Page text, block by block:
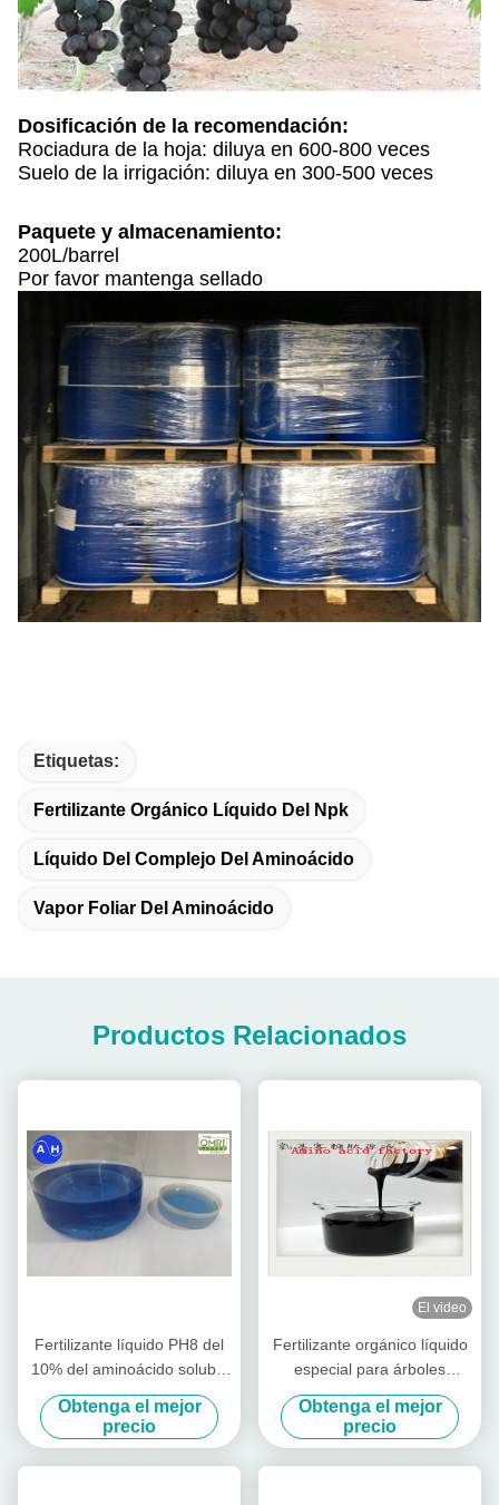
Dosificación de la recomendación:
Rociadura de la hoja: diluya en 600-800 veces
Suelo de la irrigación: diluya en 300-500 veces
Paquete y almacenamiento:
200L/barrel
Por favor mantenga sellado
Etiquetas:
Fertilizante Orgánico Líquido Del Npk
Líquido Del Complejo Del Aminoácido
Vapor Foliar Del Aminoácido
Productos Relacionados
Fertilizante líquido PH8 del
10% del aminoácido soluble
en agua del cinc
Obtenga el mejor
precio
El video
Fertilizante orgánico líquido
especial para árboles
frutales
Obtenga el mejor
precio